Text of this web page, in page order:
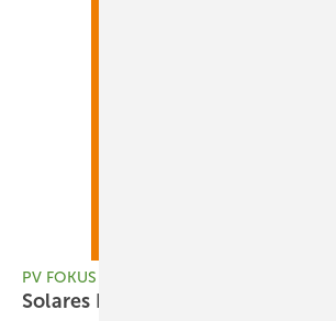
PV FOKUS E-Ladetechnik & solare Carports,
Solares Bauen - Gebäudehülle